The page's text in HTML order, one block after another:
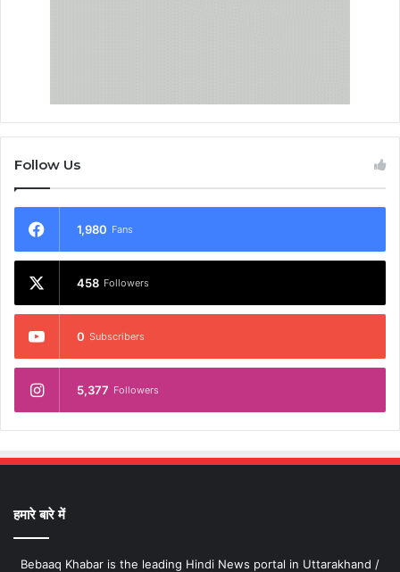
Follow Us
1,980 Fans
458 Followers
0 Subscribers
5,377 Followers
हमारे बारे में
Bebaaq Khabar is the leading Hindi News portal in Uttarakhand /